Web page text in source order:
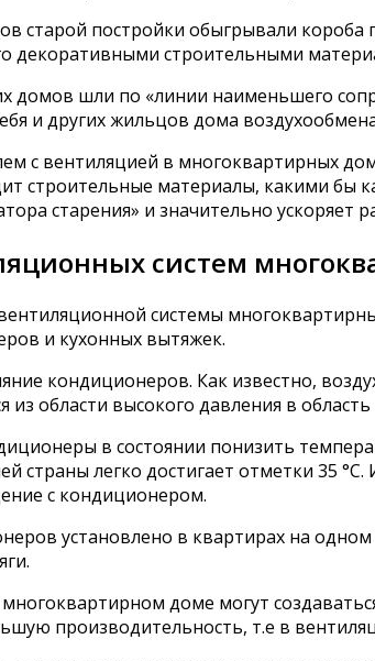
старой постройки обыгрывали
декоративными строительными
домов шли по «линии наименьшего
и других жильцов дома
с вентиляцией в многоквартирных
строительные материалы, какими бы
старения» и значительно ускоряет
систем
системы
и кухонных вытяжек.
кондиционеров. Как известно,
из области высокого давления в
в состоянии понизить
страны легко достигает отметки 35
с кондиционером.
установлено в квартирах на
доме могут
производительность, т.е в